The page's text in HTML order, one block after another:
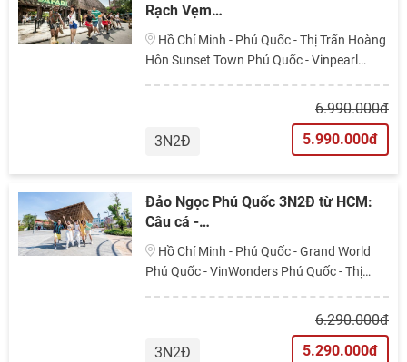
Rạch Vẹm…
Hôn Sunset Town Phú Quốc - Vinpearl
3N2Đ
6.990.000đ
5.990.000đ
Đảo Ngọc Phú Quốc 3N2Đ từ HCM:
Câu cá -…
Phú Quốc - VinWonders Phú Quốc - Thị
3N2Đ
6.290.000đ
5.290.000đ